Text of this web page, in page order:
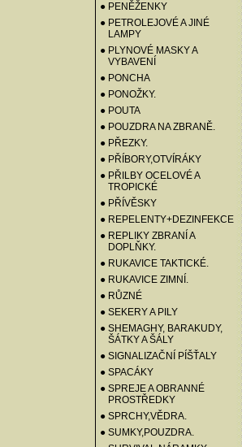
● PENĚŽENKY
● PETROLEJOVÉ A JINÉ
LAMPY
● PLYNOVÉ MASKY A
VYBAVENÍ
● PONCHA
● PONOŽKY.
● POUTA
● POUZDRA NA ZBRANĚ.
● PŘEZKY.
● PŘÍBORY,OTVÍRÁKY
● PŘILBY OCELOVÉ A
TROPICKÉ
● PŘÍVĚSKY
● REPELENTY+DEZINFEKCE
● REPLIKY ZBRANÍ A
DOPLŇKY.
● RUKAVICE TAKTICKÉ.
● RUKAVICE ZIMNÍ.
● RŮZNÉ
● SEKERY A PILY
● SHEMAGHY, BARAKUDY,
ŠÁTKY A ŠÁLY
● SIGNALIZAČNÍ PÍŠŤALY
● SPACÁKY
● SPREJE A OBRANNÉ
PROSTŘEDKY
● SPRCHY,VĚDRA.
● SUMKY,POUZDRA.